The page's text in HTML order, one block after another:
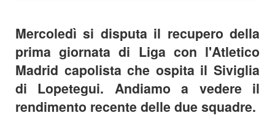
Mercoledì si disputa il recupero della
prima giornata di Liga con l'Atletico
Madrid capolista che ospita il Siviglia
di Lopetegui. Andiamo a vedere il
rendimento recente delle due squadre.